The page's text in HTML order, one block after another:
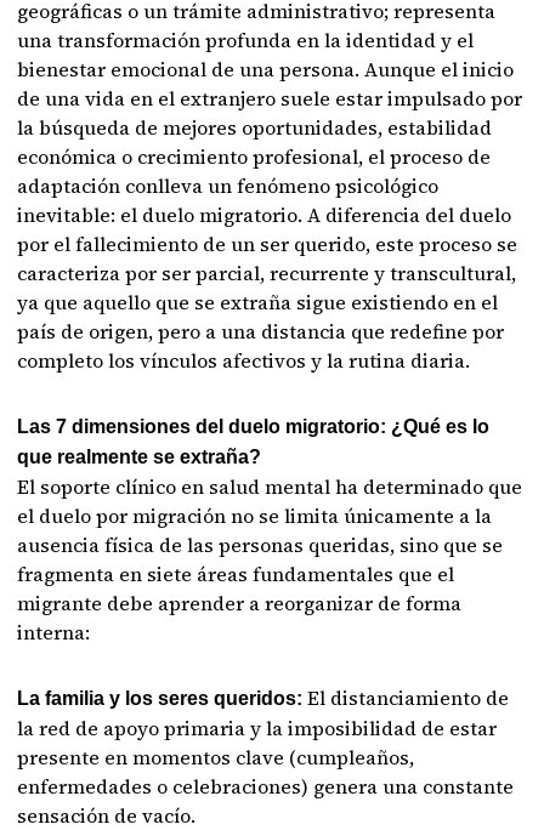
geográficas o un trámite administrativo; representa
una transformación profunda en la identidad y el
bienestar emocional de una persona. Aunque el inicio
de una vida en el extranjero suele estar impulsado por
la búsqueda de mejores oportunidades, estabilidad
económica o crecimiento profesional, el proceso de
adaptación conlleva un fenómeno psicológico
inevitable: el duelo migratorio. A diferencia del duelo
por el fallecimiento de un ser querido, este proceso se
caracteriza por ser parcial, recurrente y transcultural,
ya que aquello que se extraña sigue existiendo en el
país de origen, pero a una distancia que redefine por
completo los vínculos afectivos y la rutina diaria.
Las 7 dimensiones del duelo migratorio: ¿Qué es lo
que realmente se extraña?
El soporte clínico en salud mental ha determinado que
el duelo por migración no se limita únicamente a la
ausencia física de las personas queridas, sino que se
fragmenta en siete áreas fundamentales que el
migrante debe aprender a reorganizar de forma
interna:
La familia y los seres queridos:El distanciamiento de
la red de apoyo primaria y la imposibilidad de estar
presente en momentos clave (cumpleaños,
enfermedades o celebraciones) genera una constante
sensación de vacío.